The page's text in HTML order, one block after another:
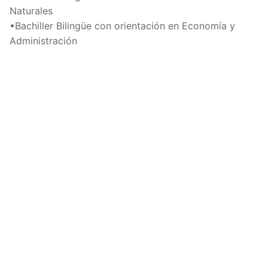
Naturales
•Bachiller Bilingüe con orientación en Economía y
Administración